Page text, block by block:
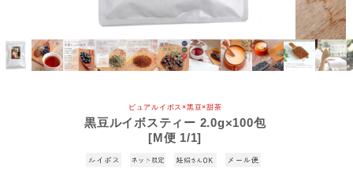
ピュアルイボス×黒豆×甜茶
黒豆ルイボスティー 2.0g×100包
[M便 1/1]